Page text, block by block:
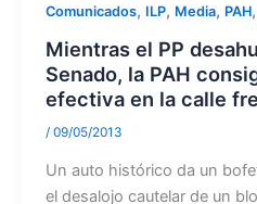
Comunicados, ILP, Media, PAH,
Mientras el PP
Senado, la PAH
efectiva en la calle
/ 09/05/2013
Un auto histórico da un
el desalojo cautelar de un